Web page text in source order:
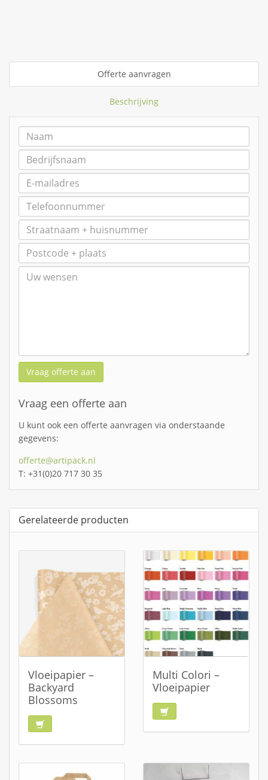
Offerte aanvragen
Beschrijving
Vraag offerte aan
Vraag een offerte aan
U kunt ook een offerte aanvragen via onderstaande
gegevens:
offerte@artipack.nl
T: +31(0)20 717 30 35
Gerelateerde producten
Vloeipapier –
Backyard
Blossoms
Multi Colori –
Vloeipapier